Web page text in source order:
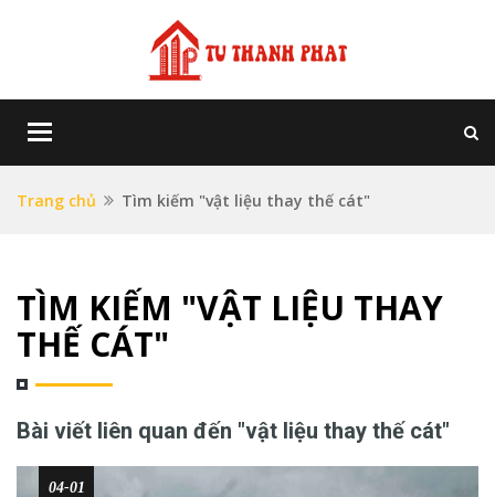
Toggle
Trang chủ Tìm kiếm "vật liệu thay thế cát"
TÌM KIẾM "VẬT LIỆU THAY
THẾ CÁT"
Bài viết liên quan đến "vật liệu thay thế cát"
04-01